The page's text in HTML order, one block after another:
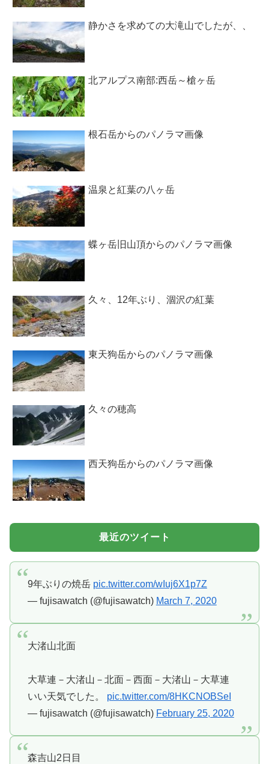
静かさを求めての大滝山でしたが、、
北アルプス南部:西岳～槍ヶ岳
根石岳からのパノラマ画像
温泉と紅葉の八ヶ岳
蝶ヶ岳旧山頂からのパノラマ画像
久々、12年ぶり、涸沢の紅葉
東天狗岳からのパノラマ画像
久々の穂高
西天狗岳からのパノラマ画像
最近のツイート
9年ぶりの焼岳 pic.twitter.com/wIuj6X1p7Z
— fujisawatch (@fujisawatch) March 7, 2020
大渚山北面
大草連－大渚山－北面－西面－大渚山－大草連
いい天気でした。 pic.twitter.com/8HKCNOBSeI
— fujisawatch (@fujisawatch) February 25, 2020
森吉山2日目